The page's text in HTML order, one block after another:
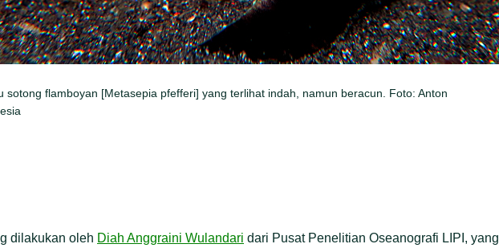
sotong flamboyan [Metasepia pfefferi] yang terlihat indah, namun beracun. Foto: Anton
dilakukan oleh Diah Anggraini Wulandari dari Pusat Penelitian Oseanografi LIPI, yang